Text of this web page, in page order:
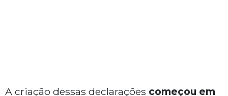
A criação dessas declarações começou em